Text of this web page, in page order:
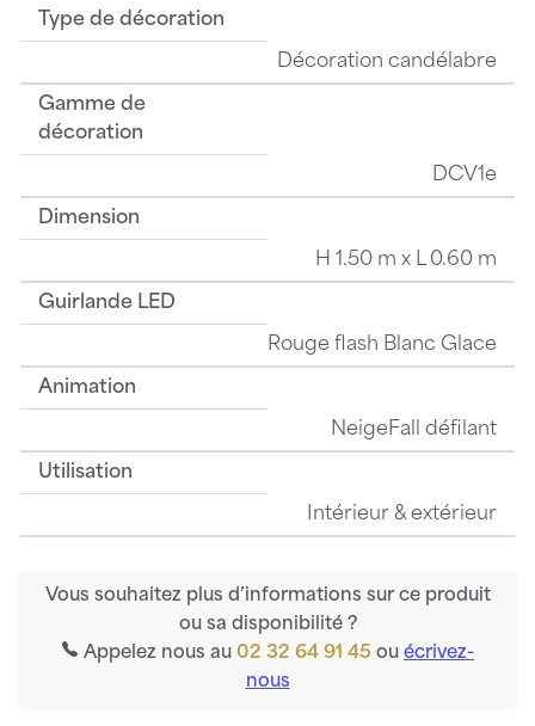
Type de décoration
Décoration candélabre
Gamme de
décoration
DCV1e
Dimension
H 1.50 m x L 0.60 m
Guirlande LED
Rouge flash Blanc Glace
Animation
NeigeFall défilant
Utilisation
Intérieur & extérieur
Vous souhaitez plus d’informations sur ce produit
ou sa disponibilité ?
Appelez nous au 02 32 64 91 45 ou écrivez-
nous